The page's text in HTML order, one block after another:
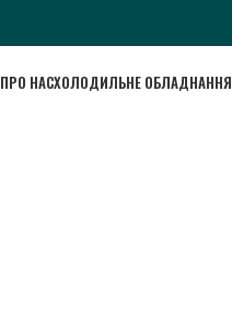
ПРО НАСХОЛОДИЛЬНЕ ОБЛАДНАННЯ